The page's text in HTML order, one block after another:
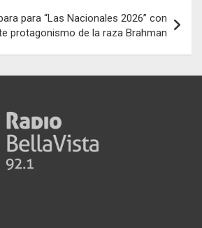
para “Las Nacionales 2026” con
protagonismo de la raza Brahman